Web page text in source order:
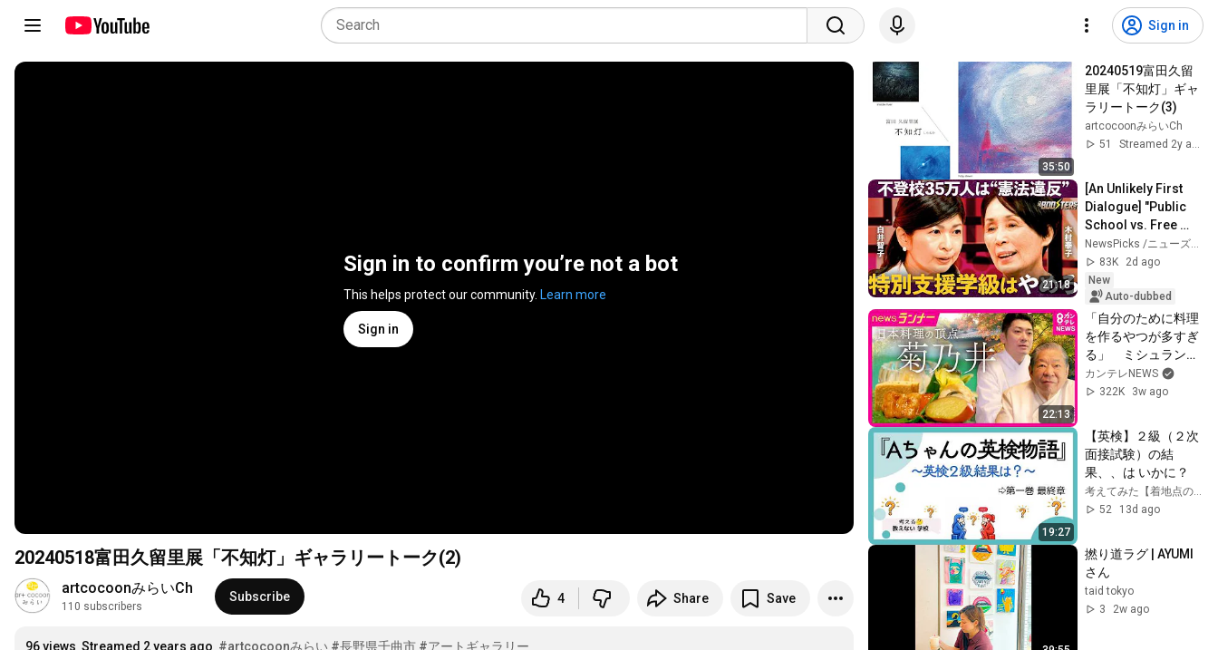
Sign in
Sign in to confirm you’re not a bot
This helps protect our community. Learn more
Sign in
20240518富田久留里展「不知灯」ギャラリートーク(2)
artcocoonみらいCh
110 subscribers
Subscribe 4 Share Save
96 views Streamed 2 years ago #artcocoonみらい #長野県千曲市 #アートギャラリー
35:50
20240519富田久留
里展「不知灯」ギャ
ラリートーク(3)
artcocoonみらいCh
51
Streamed 2y ago
21:18
[An Unlikely First
Dialogue] "Public
School vs. Free
School": Opposing
Reformers Clash /
Strategi...
NewsPicks /ニューズピックス
83K
2d ago
New
Auto-dubbed
22:13
「自分のために料理
を作るやつが多すぎ
る」　ミシュラン三
つ星を守り続ける
「菊乃井」村田吉弘
は義理の息子　“4代
目”に託すバトン｜
newsランナー〈カ
ンテレNEWS〉
カンテレNEWS
322K
3w ago
19:27
【英検】２級（２次
面接試験）の結
果、、は いかに？
考えてみた【着地点のない対話】
52
13d ago
撚り道ラグ | AYUMI
さん
taid tokyo
3
2w ago